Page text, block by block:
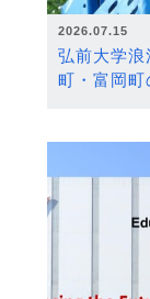
2026.07.15
弘前大学
町・富岡町